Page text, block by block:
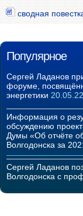
сводная
Популярное
Сергей Ладанов
форуме,
энергетики 20.05.22
Информация о
обсуждению
Думы «Об отчёте
Волгодонска за
Сергей Ладанов
Волгодонска с